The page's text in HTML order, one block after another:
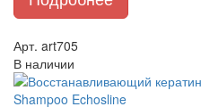
Арт. art705
В наличии